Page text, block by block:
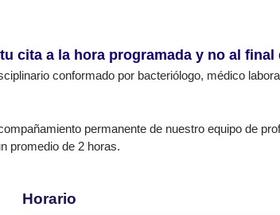
cita a la hora programada y no al final
conformado por bacteriólogo, médico
permanente de nuestro equipo de
promedio de 2 horas.
Horario